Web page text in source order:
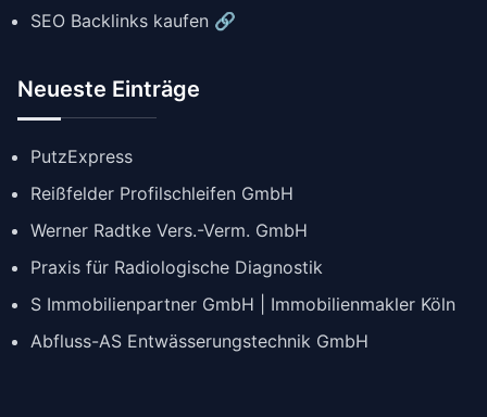
SEO Backlinks kaufen 🔗
Neueste Einträge
PutzExpress
Reißfelder Profilschleifen GmbH
Werner Radtke Vers.-Verm. GmbH
Praxis für Radiologische Diagnostik
S Immobilienpartner GmbH | Immobilienmakler Köln
Abfluss-AS Entwässerungstechnik GmbH